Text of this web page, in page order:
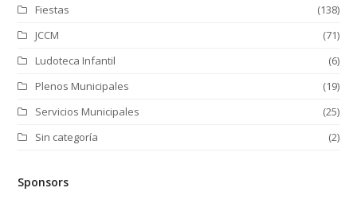
Fiestas
(138)
JCCM
(71)
Ludoteca Infantil
(6)
Plenos Municipales
(19)
Servicios Municipales
(25)
Sin categoría
(2)
Sponsors